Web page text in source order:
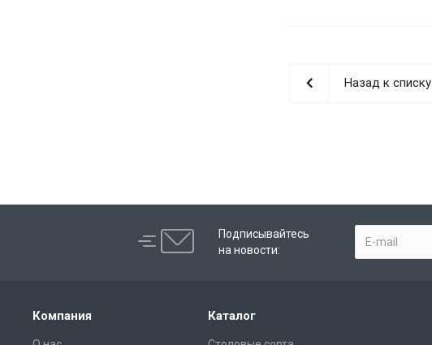
Назад к списку
Подписывайтесь
на новости:
Компания Каталог